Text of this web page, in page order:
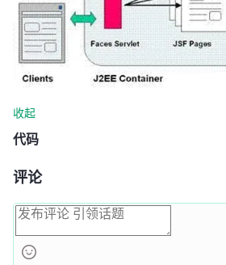
收起
代码
评论